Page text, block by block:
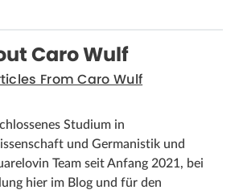
Caro Wulf
From Caro Wulf
Studium in
und Germanistik und
Team seit Anfang 2021, bei
hier im Blog und für den